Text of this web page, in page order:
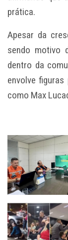
prática.
Apesar da
sendo motivo
dentro da
envolve
como Max